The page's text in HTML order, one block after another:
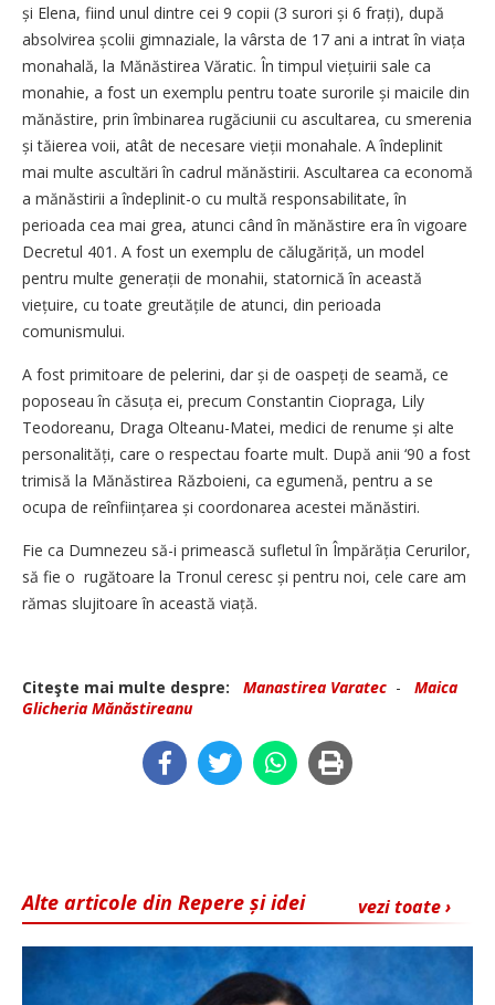
și Elena, fiind unul dintre cei 9 copii (3 surori și 6 frați), după
absolvirea școlii gimnaziale, la vârsta de 17 ani a intrat în viața
monahală, la Mănăstirea Văratic. În timpul viețuirii sale ca
monahie, a fost un exemplu pentru toate surorile și maicile din
mănăstire, prin îmbinarea rugăciunii cu ascultarea, cu smerenia
și tăierea voii, atât de necesare vieții monahale. A îndeplinit
mai multe ascultări în cadrul mănăstirii. Ascultarea ca economă
a mănăstirii a îndeplinit-o cu multă responsabilitate, în
perioada cea mai grea, atunci când în mănăstire era în vigoare
Decretul 401. A fost un exemplu de călugăriță, un model
pentru multe generații de monahii, statornică în această
viețuire, cu toate greutățile de atunci, din perioada
comunismului.
A fost primitoare de pelerini, dar și de oaspeți de seamă, ce
poposeau în căsuța ei, precum Constantin Ciopraga, Lily
Teodoreanu, Draga Olteanu-Matei, medici de renume și alte
personalități, care o respectau foarte mult. După anii ‘90 a fost
trimisă la Mănăstirea Războieni, ca egumenă, pentru a se
ocupa de reînființarea și coordonarea acestei mănăstiri.
Fie ca Dumnezeu să-i primească sufletul în Împărăția Cerurilor,
să fie o rugătoare la Tronul ceresc și pentru noi, cele care am
rămas slujitoare în această viață.
Citeşte mai multe despre: Manastirea Varatec - Maica
Glicheria Mănăstireanu
vezi toate ›
Alte articole din Repere și idei